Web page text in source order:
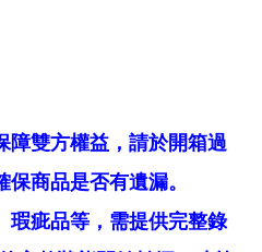
障雙方權益，請於開箱過
商品是否有遺漏。
瑕疵品等，需提供完整錄